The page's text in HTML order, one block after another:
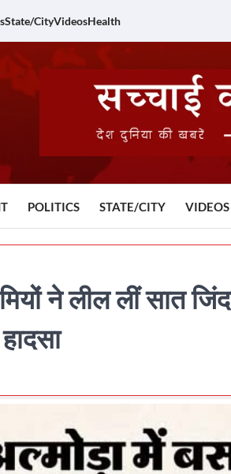
State/CityVideosHealth
POLITICS STATE/CITY VIDEOS
ने लील लीं सात